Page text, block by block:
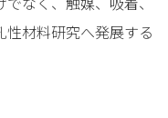
材料研究へ発展する